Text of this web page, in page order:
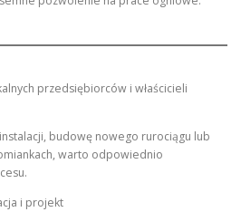
przedsiębiorców i właścicieli
budowę nowego rurociągu lub
warto odpowiednio
i projekt